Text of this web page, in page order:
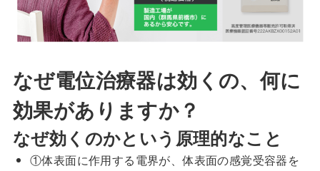
なぜ電位治療器は効くの、何に
効果がありますか？
なぜ効くのかという原理的なこと
①体表面に作用する電界が、体表面の感覚受容器を